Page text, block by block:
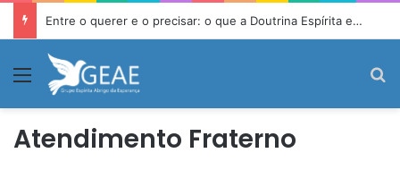
Entre o querer e o precisar: o que a Doutrina Espírita ensina sobre desejo e necessidade
Menu
Atendimento Fraterno